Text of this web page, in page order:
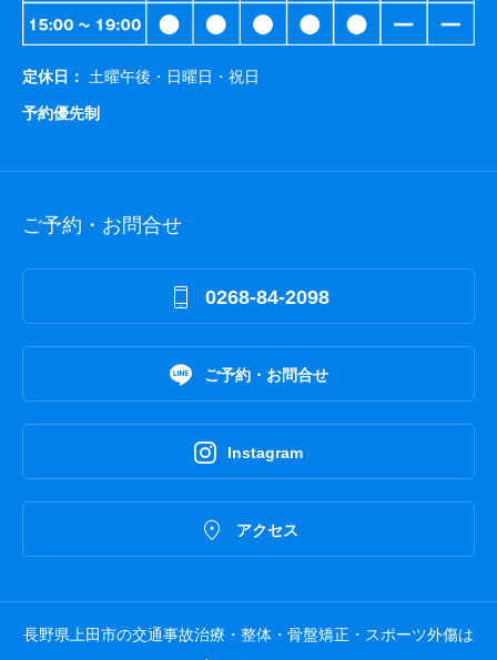
定休日： 土曜午後・日曜日・祝日
予約優先制
ご予約・お問合せ
 0268-84-2098
 ご予約・お問合せ
 Instagram
 アクセス
長野県上田市の交通事故治療・整体・骨盤矯正・スポーツ外傷は